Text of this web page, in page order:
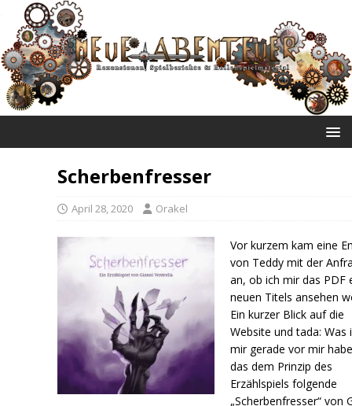
Scherbenfresser
April 28, 2020 Orakel
Vor kurzem kam eine
von Teddy mit der
an, ob ich mir das PDF
neuen Titels ansehen
Ein kurzer Blick auf die
Website und tada: Was
mir gerade vor mir
das dem Prinzip des
Erzählspiels folgende
„Scherbenfresser“ von